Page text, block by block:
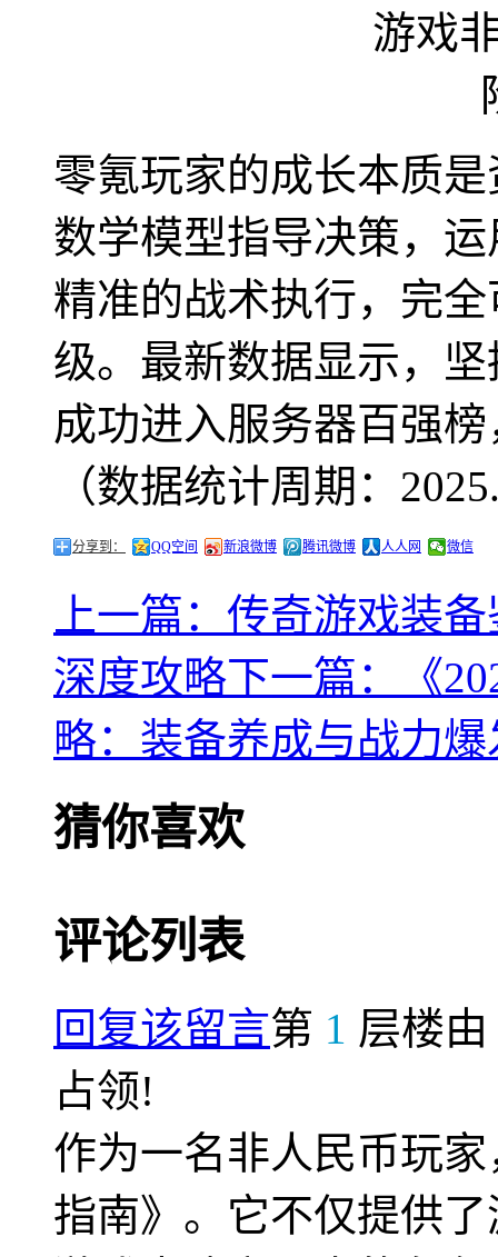
零氪玩家的成长本质
数学模型指导决策，
精准的战术执行，完
级。最新数据显示，
成功进入服务器百强
（数据统计周期：
分享到： QQ空间 新浪微博 腾讯微博 人人网 微信
上一篇：传奇游戏装
深度攻略下一篇：《
略：装备养成与战力
猜你喜欢
评论列表
回复该留言第 1 层楼由
占领!
作为一名非人民币玩
指南》。它不仅提供